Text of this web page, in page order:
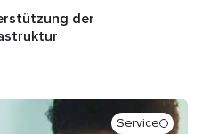
der
Service